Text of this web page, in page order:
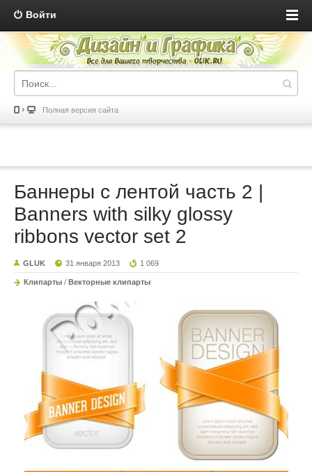
Войти
Полная версия сайта
Баннеры с лентой часть 2 |
Banners with silky glossy
ribbons vector set 2
GLUK 31 января 2013 1 069
Клипарты / Векторные клипарты